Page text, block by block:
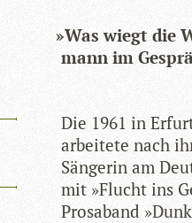
»Was wiegt die
mann im
Die 1961 in
arbei­tete nach
Sän­ge­rin am
mit »Flucht ins
Pro­sa­band